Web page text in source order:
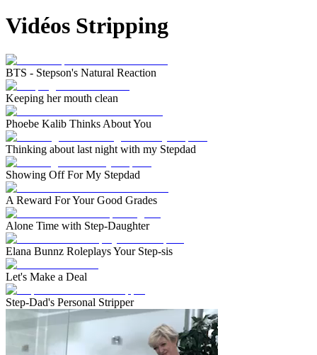
Vidéos Stripping
BTS - Stepson's Natural Reaction
Keeping her mouth clean
Phoebe Kalib Thinks About You
Thinking about last night with my Stepdad
Showing Off For My Stepdad
A Reward For Your Good Grades
Alone Time with Step-Daughter
Elana Bunnz Roleplays Your Step-sis
Let's Make a Deal
Step-Dad's Personal Stripper